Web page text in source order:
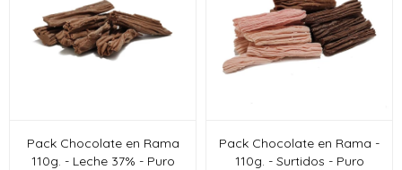
Pack Chocolate en Rama
110g. - Leche 37% - Puro
Pack Chocolate en Rama -
110g. - Surtidos - Puro